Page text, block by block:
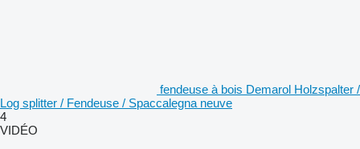
fendeuse à bois Demarol Holzspalter /
Log splitter / Fendeuse / Spaccalegna neuve
4
VIDÉO